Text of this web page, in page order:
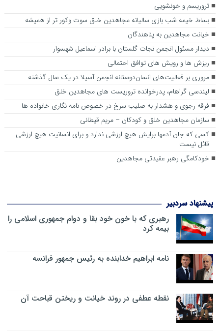
تروريسم و خونشويي
بساط خیمه شب بازی سالیانه مجاهدین خلق سوت وکور تر از همیشه
خیانت مجاهدین به پناهندگان
دیدار مسئول انجمن نجات گلستان با برادر اسماعیل شهسوار
ریزش ها و رویش های توافق احتمالی
مروری بر فعالیت‌های انسان‌دوستانه انجمن آسیلا در یک سال گذشته
لیندسی گراهام، پدرخوانده تروریست های مجاهدین خلق
فرقه رجوی و هشدار به صلیب سرخ در خصوص نامه نگاری خانواده ها
سازمان مجاهدین خلق و کودکان – مریم قیطانی
کسی که جان آدمها برایش هیچ ارزشی ندارد و برای انسانیت هیچ ارزشی
قائل نیست
خودکامگی رهبر عقیدتی مجاهدین
پیشنهاد سردبیر
رهبری که با خون خود بقا و دوام جمهوری اسلامی را
بیمه کرد
نامه ابراهیم خدابنده به رئیس جمهور فرانسه
نقطه عطفی در روند خیانت و ریختن قباحت آن